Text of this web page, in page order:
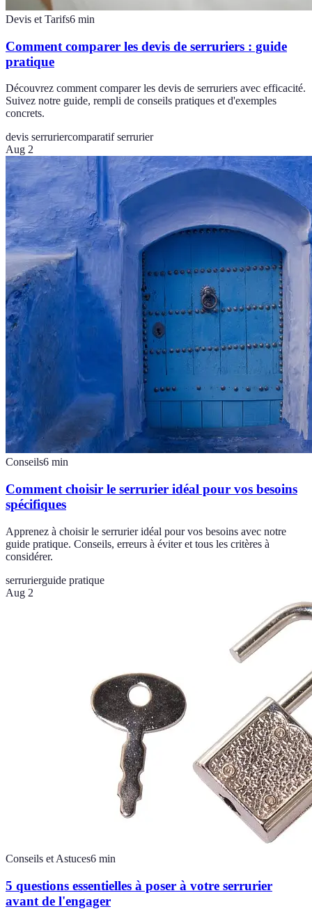
Devis et Tarifs6 min
Comment comparer les devis de serruriers : guide
pratique
Découvrez comment comparer les devis de serruriers avec efficacité.
Suivez notre guide, rempli de conseils pratiques et d'exemples
concrets.
devis serruriercomparatif serrurier
Aug 2
Conseils6 min
Comment choisir le serrurier idéal pour vos besoins
spécifiques
Apprenez à choisir le serrurier idéal pour vos besoins avec notre
guide pratique. Conseils, erreurs à éviter et tous les critères à
considérer.
serrurierguide pratique
Aug 2
Conseils et Astuces6 min
5 questions essentielles à poser à votre serrurier
avant de l'engager